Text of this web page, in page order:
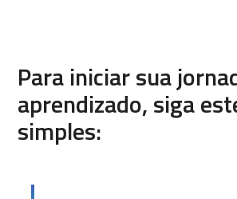
Para iniciar sua
aprendizado, siga
simples: